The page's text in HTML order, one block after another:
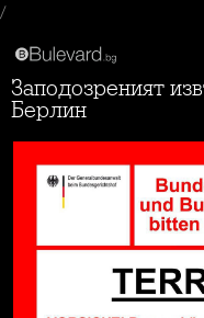
/
Заподозреният извършител на атентата в
Берлин